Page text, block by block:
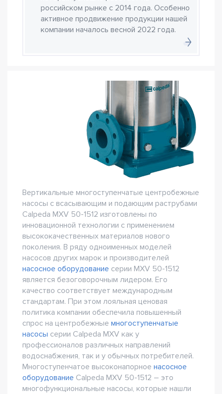
российском рынке с 2014 года. Особенно
активное продвижение продукции нашей
компании началось весной 2022 года.
Вертикальные многоступенчатые центробежные
насосы с всасывающим и подающим раструбами
Сalpeda MXV 50-1512 изготовлены по
инновационной технологии с применением
высококачественных материалов нового
поколения. В ряду одноименных моделей
насосов других марок и производителей
насосное оборудование серии MXV 50-1512
является безоговорочным лидером. Его
качество соответствует международным
стандартам. При этом лояльная ценовая
политика компании обеспечила повышенный
спрос на центробежные многоступенчатые
насосы серии Сalpeda MXV как у
профессионалов различных направлений
водоснабжения, так и у обычных потребителей.
Многоступенчатое высоконапорное насосное
оборудование Сalpeda MXV 50-1512 – это
многофункциональные насосы, которые нашли